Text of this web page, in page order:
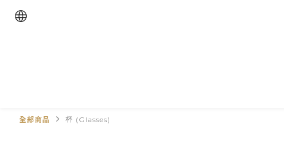
全部商品 杯 (Glasses)